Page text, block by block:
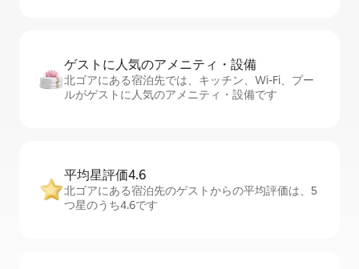
ゲストに人⁠気⁠のア⁠メ⁠ニ⁠テ⁠ィ・設⁠備
北ゴアにある宿泊先では、キッチン、Wi-Fi、プー
ルがゲストに人気のアメニティ・設備です
平均星評価4.6
北ゴアにある宿泊先のゲストからの平均評価は、5
つ星のうち4.6です